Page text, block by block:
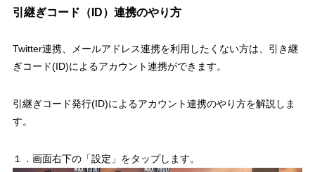
引継ぎコード（ID）連携のやり方
Twitter連携、メールアドレス連携を利用したくない方は、引き継
ぎコード(ID)によるアカウント連携ができます。
引継ぎコード発行(ID)によるアカウント連携のやり方を解説しま
す。
１．画面右下の「設定」をタップします。